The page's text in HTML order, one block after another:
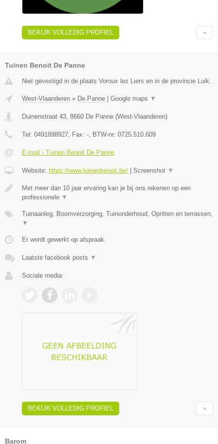
BEKIJK VOLLEDIG PROFIEL
Tuinen Benoit De Panne
Niet gevestigd in de plaats Voroux lez Liers en in de provincie Luik.
West-Vlaanderen » De Panne Google maps ▼
Duinenstraat 43 8660 De Panne (West-Vlaanderen)
Tel: 0491898927 , Fax: - , BTW-nr: 0725.510.609
E-mail › Tuinen Benoit De Panne
Website: https://www.tuinenbenoit.be/ Screenshot ▼
Met meer dan 10 jaar ervaring kan je bij ons rekenen op een
professionele ▼
Tuinaanleg, Boomverzorging, Tuinonderhoud, Opritten en terrassen,
▼
Er wordt gewerkt op afspraak.
Laatste facebook posts ▼
Sociale media:
BEKIJK VOLLEDIG PROFIEL
Barom